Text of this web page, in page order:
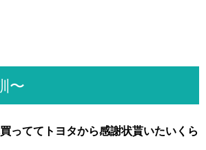
〜
っててトヨタから感謝状貰いたいくら